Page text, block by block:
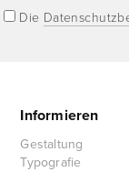
Die
Informieren
Gestaltung
Typografie